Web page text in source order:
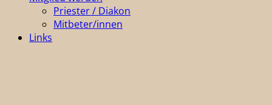
Priester / Diakon
Mitbeter/innen
Links